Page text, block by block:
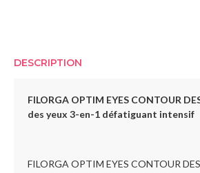
DESCRIPTION
FILORGA OPTIM EYES CONTOUR
des yeux 3-en-1 défatiguant intensif
FILORGA OPTIM EYES CONTOUR